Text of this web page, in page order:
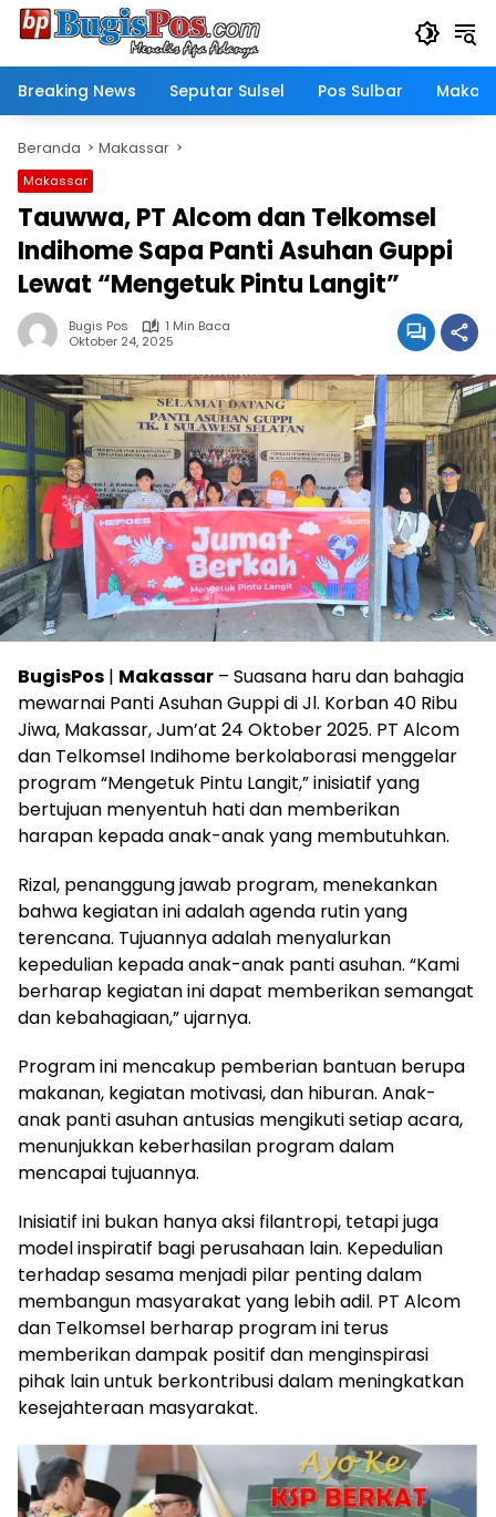
Langsung
Breaking News
Seputar Sulsel Pos Sulbar
Beranda Makassar
Makassar
Tauwwa, PT Alcom dan Telkomsel
Indihome Sapa Panti Asuhan Guppi
Lewat “Mengetuk Pintu Langit”
Bugis Pos
1 Min Baca
Oktober 24, 2025
BugisPos | Makassar – Suasana haru dan bahagia
mewarnai Panti Asuhan Guppi di Jl. Korban 40 Ribu
Jiwa, Makassar, Jum’at 24 Oktober 2025. PT Alcom
dan Telkomsel Indihome berkolaborasi menggelar
program “Mengetuk Pintu Langit,” inisiatif yang
bertujuan menyentuh hati dan memberikan
harapan kepada anak-anak yang membutuhkan.
Rizal, penanggung jawab program, menekankan
bahwa kegiatan ini adalah agenda rutin yang
terencana. Tujuannya adalah menyalurkan
kepedulian kepada anak-anak panti asuhan. “Kami
berharap kegiatan ini dapat memberikan semangat
dan kebahagiaan,” ujarnya.
Program ini mencakup pemberian bantuan berupa
makanan, kegiatan motivasi, dan hiburan. Anak-
anak panti asuhan antusias mengikuti setiap acara,
menunjukkan keberhasilan program dalam
mencapai tujuannya.
Inisiatif ini bukan hanya aksi filantropi, tetapi juga
model inspiratif bagi perusahaan lain. Kepedulian
terhadap sesama menjadi pilar penting dalam
membangun masyarakat yang lebih adil. PT Alcom
dan Telkomsel berharap program ini terus
memberikan dampak positif dan menginspirasi
pihak lain untuk berkontribusi dalam meningkatkan
kesejahteraan masyarakat.